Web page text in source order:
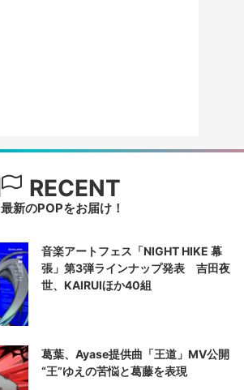
RECENT
最新のPOPをお届け！
音楽アートフェス「NIGHT HIKE 幕
張」第3弾ラインナップ発表 吉田夜
世、KAIRUIほか40組
葛葉、Ayase提供曲「王道」MV公開
“王”ゆえの苦悩と葛藤を表現